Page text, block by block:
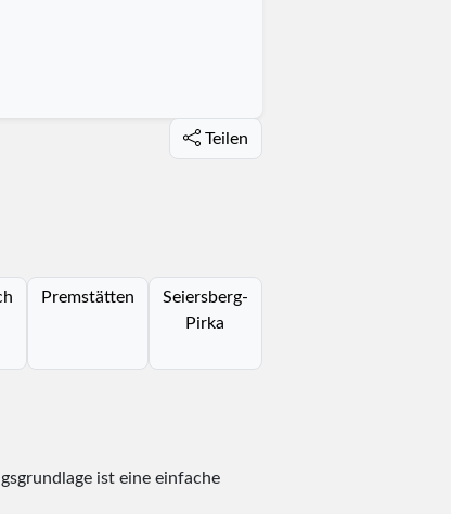
Teilen
Premstätten
Seiersberg-
Pirka
ist eine einfache